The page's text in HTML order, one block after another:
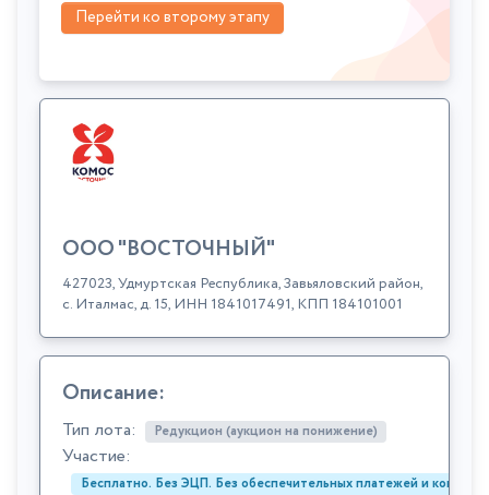
Перейти ко второму этапу
ООО "ВОСТОЧНЫЙ"
427023, Удмуртская Республика, Завьяловский район,
с. Италмас, д. 15, ИНН 1841017491, КПП 184101001
Описание:
Тип лота: Редукцион (аукцион на понижение)
Участие:
Бесплатно. Без ЭЦП. Без обеспечительных платежей и